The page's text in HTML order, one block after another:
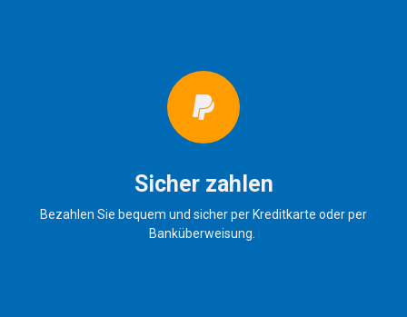
Sicher zahlen
Bezahlen Sie bequem und sicher per Kreditkarte oder per
Banküberweisung.